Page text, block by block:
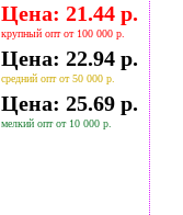
Цена: 21.44 р.
крупный опт от 100 000 р.
Цена: 22.94 р.
средний опт от 50 000 р.
Цена: 25.69 р.
мелкий опт от 10 000 р.